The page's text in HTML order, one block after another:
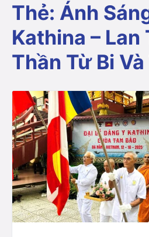
Thẻ: Ánh
Kathina – Lan
Thần Từ Bi